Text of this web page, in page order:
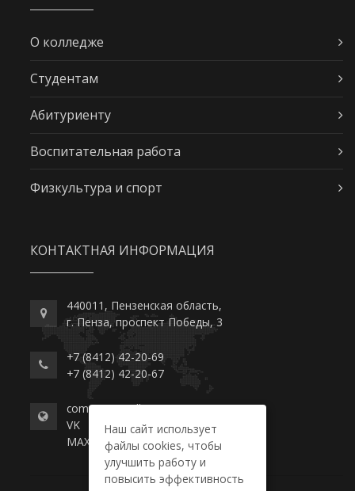
О колледже
Студентам
Абитуриенту
Воспитательная работа
Физкультура и спорт
КОНТАКТНАЯ ИНФОРМАЦИЯ
440011, Пензенская область,
г. Пенза, проспект Победы, 3
+7 (8412) 42-20-69
+7 (8412) 42-20-67
commerce-college.ru
VK
MAX
Наш сайт использует
файлы cookies, чтобы
улучшить работу и
повысить эффективность